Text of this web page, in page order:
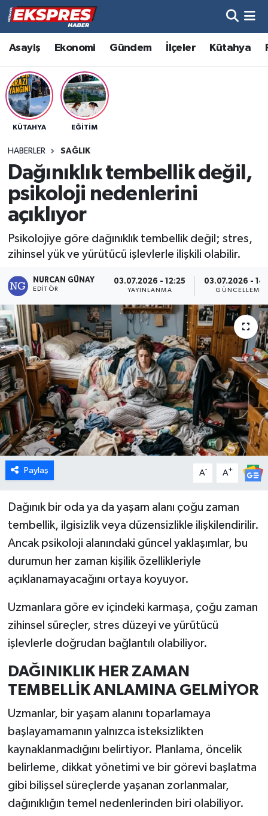
Asayiş Ekonomi Gündem İlçeler Kütahya
KÜTAHYA EĞITIM
HABERLER SAĞLIK
Dağınıklık tembellik değil,
psikoloji nedenlerini
açıklıyor
Psikolojiye göre dağınıklık tembellik değil; stres,
zihinsel yük ve yürütücü işlevlerle ilişkili olabilir.
NURCAN GÜNAY
EDITÖR
03.07.2026 - 12:25
YAYINLANMA
03.07.2026 -
GÜNCELLEME
Paylaş A- A+
Dağınık bir oda ya da yaşam alanı çoğu zaman
tembellik, ilgisizlik veya düzensizlikle ilişkilendirilir.
Ancak psikoloji alanındaki güncel yaklaşımlar, bu
durumun her zaman kişilik özellikleriyle
açıklanamayacağını ortaya koyuyor.
Uzmanlara göre ev içindeki karmaşa, çoğu zaman
zihinsel süreçler, stres düzeyi ve yürütücü
işlevlerle doğrudan bağlantılı olabiliyor.
DAĞINIKLIK HER ZAMAN
TEMBELLİK ANLAMINA GELMİYOR
Uzmanlar, bir yaşam alanını toparlamaya
başlayamamanın yalnızca isteksizlikten
kaynaklanmadığını belirtiyor. Planlama, öncelik
belirleme, dikkat yönetimi ve bir görevi başlatma
gibi bilişsel süreçlerde yaşanan zorlanmalar,
dağınıklığın temel nedenlerinden biri olabiliyor.
Altıntaş
Asayiş
Aslanapa
Bölge
Çavdarhisar
Dumlupınar
Dünya
Eğitim
Ekonomi
Emet
Foto Galeri
Gediz
Genel
Gündem
Hisarcık
İlçeler
Kültür Sanat
Magazin
Otomobil
Pazarlar
Politika
Resmi İlan
Hava Durumu
Trafik Durumu
Süper Lig Puan Durumu ve Fikstür
Son Dakika Haberleri
Haber Arşivi